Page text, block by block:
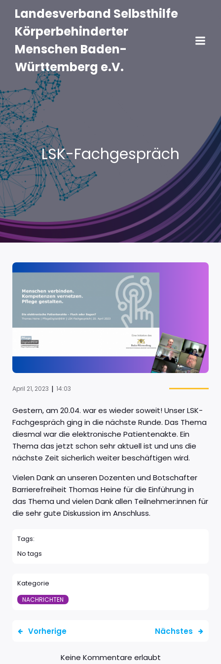
Landesverband Selbsthilfe
Körperbehinderter
Menschen Baden-
Württemberg e.V.
LSK-Fachgespräch
April 21, 2023 | 14:03
Gestern, am 20.04. war es wieder soweit! Unser LSK-
Fachgespräch ging in die nächste Runde. Das Thema
diesmal war die elektronische Patientenakte. Ein
Thema das jetzt schon sehr aktuell ist und uns die
nächste Zeit sicherlich weiter beschäftigen wird.
Vielen Dank an unseren Dozenten und Botschafter
Barrierefreiheit Thomas Heine für die Einführung in
das Thema und vielen Dank allen Teilnehmer:innen für
die sehr gute Diskussion im Anschluss.
Tags:
No tags
Kategorie
NACHRICHTEN
Vorherige Nächstes
Keine Kommentare erlaubt